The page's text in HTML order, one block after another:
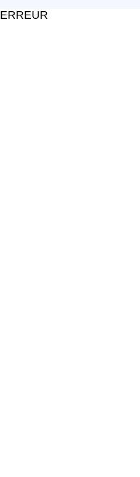
ERREUR